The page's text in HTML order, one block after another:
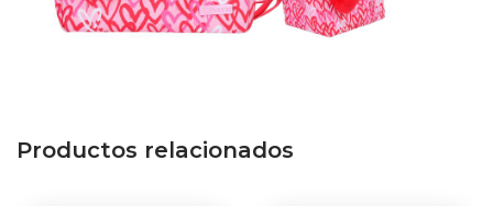
Productos relacionados